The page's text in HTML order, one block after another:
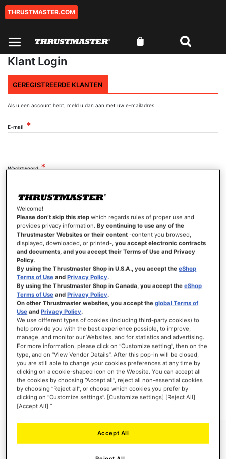
Ga
inhoud
THRUSTMASTER.COM
Klant Login
GEREGISTREERDE KLANTEN
Als u een account hebt, meld u dan aan met uw e-mailadres.
E-mail
Wachtwoord
Wachtwoord tonen
INLOGGEN
Wachtwoord vergeten?
NIEUWE KLANTEN
Het aanmaken van een account heeft vele voordelen: sneller afhandelen, meer dan
één adres registreren, volgen van bestellingen en meer.
ACCOUNT AANMAKEN
Welcome!
Please don’t skip this step which regards rules of proper use and
provides privacy information.By continuing to use any of the
Thrustmaster Websites or their content -content you browsed,
displayed, downloaded, or printed-,you accept electronic contracts
and documents, and you accept their Terms of Use and Privacy
Policy.
By using the Thrustmaster Shop in U.S.A., you accept theeShop
Terms of Use andPrivacy Policy.
By using the Thrustmaster Shop in Canada, you accept theeShop
Terms of Use andPrivacy Policy.
On other Thrustmaster websites, you accept theglobal Terms of
Use andPrivacy Policy.
We use different types of cookies (including third-party cookies) to
help provide you with the best experience possible, to improve,
manage, and monitor our Websites, and for statistics and advertising.
For more information, please click on “Customize setting”, then on the
type, and on “View Vendor Details”. After this pop-in will be closed,
you are still able to change your cookies preferences at any time by
clicking on a cookie-shaped icon on the Website. You can accept all
the cookies by choosing “Accept all”, reject all non-essential cookies
by choosing “Reject all”, or choose which cookies you prefer by
clicking on “Customize settings”. [Customize settings] [Reject All]
[Accept All] ”
Accept All